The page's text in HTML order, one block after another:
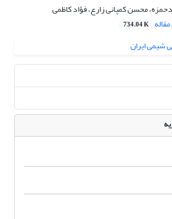
محسن کمپانی زارع، فؤاد کاظمی
734.04 K